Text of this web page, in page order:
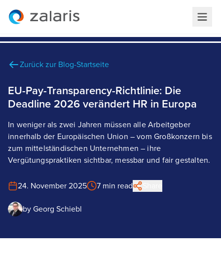
Zurück zur Blog-Startseite
EU-Pay-Transparency-Richtlinie: Die
Deadline 2026 verändert HR in Europa
In weniger als zwei Jahren müssen alle Arbeitgeber
innerhalb der Europäischen Union – vom Großkonzern bis
zum mittelständischen Unternehmen – ihre
Vergütungspraktiken sichtbar, messbar und fair gestalten.
24. November 2025 7 min read
by Georg Schiebl